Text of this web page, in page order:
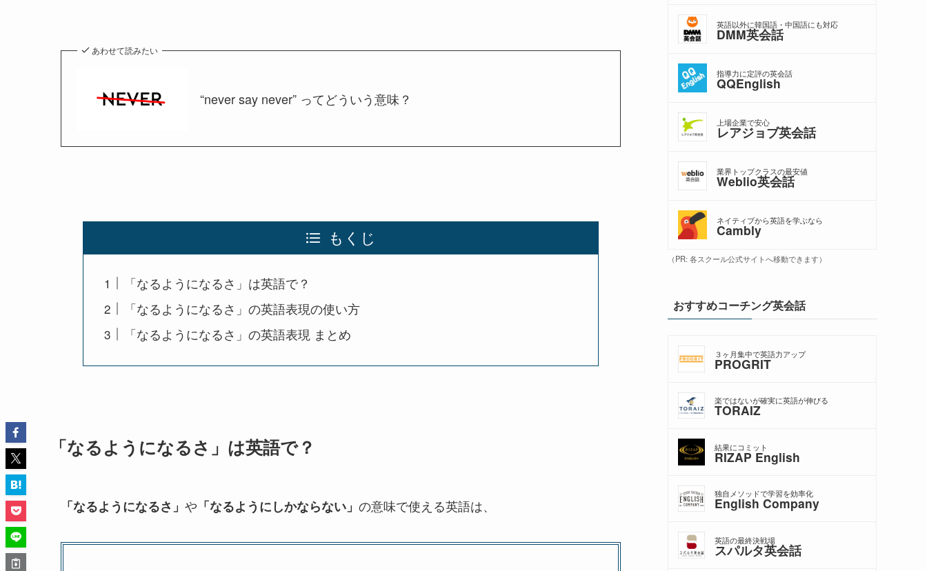
あわせて読みたい
“never say never” ってどういう意味？
もくじ
「なるようになるさ」は英語で？
「なるようになるさ」の英語表現の使い方
「なるようになるさ」の英語表現 まとめ
「なるようになるさ」は英語で？
「なるようになるさ」 や 「なるようにしかならない」 の意味で使える英語は、
英語以外に韓国語・中国語にも対応
DMM英会話
指導力に定評の英会話
QQEnglish
上場企業で安心
レアジョブ英会話
業界トップクラスの最安値
Weblio英会話
ネイティブから英語を学ぶなら
Cambly
（PR: 各スクール公式サイトへ移動できます）
おすすめコーチング英会話
３ヶ月集中で英語力アップ
PROGRIT
楽ではないが確実に英語が伸びる
TORAIZ
結果にコミット
RIZAP English
独自メソッドで学習を効率化
English Company
英語の最終決戦場
スパルタ英会話